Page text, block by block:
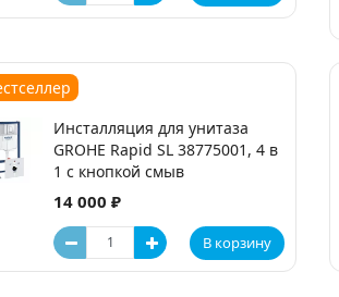
Инсталляция для унитаза
GROHE Rapid SL 38775001, 4 в
1 с кнопкой смыв
14 000 ₽
В корзину